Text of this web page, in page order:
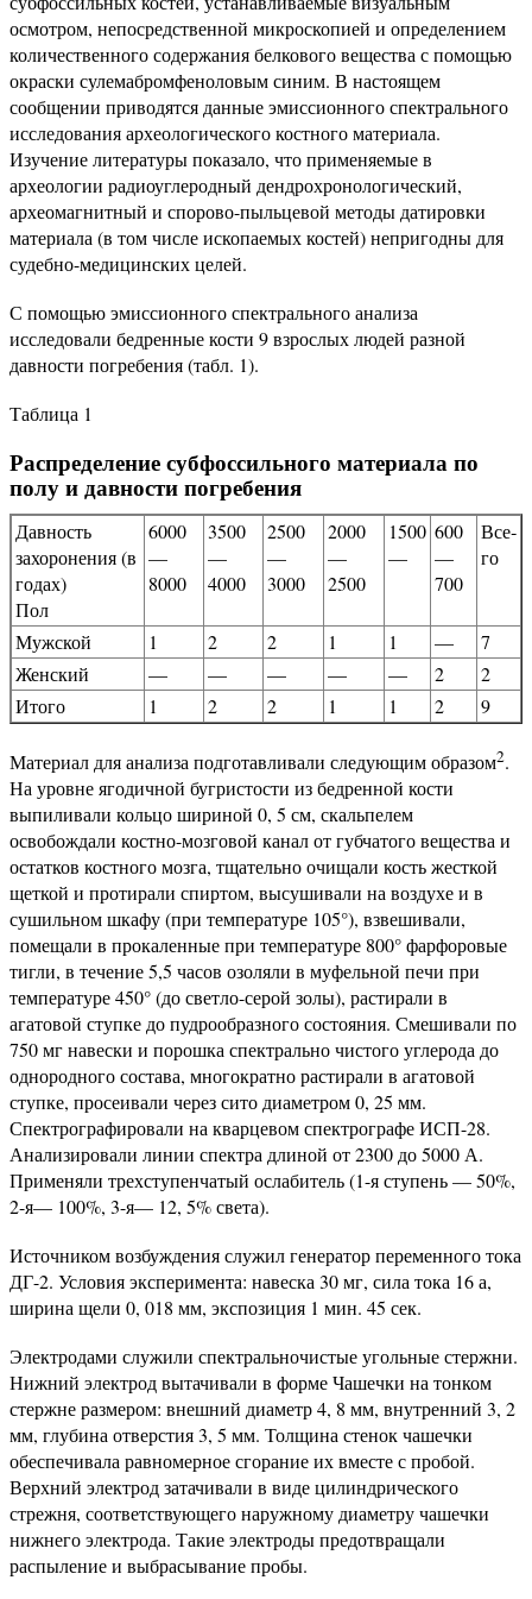
осмотром, непосредственной микроскопией и определением
количественного содержания белкового вещества с помощью
окраски сулемабромфеноловым синим. В настоящем
сообщении приводятся данные эмиссионного спектрального
исследования археологического костного материала.
Изучение литературы показало, что применяемые в
археологии радиоуглеродный дендрохронологический,
археомагнитный и спорово-пыльцевой методы датировки
материала (в том числе ископаемых костей) непригодны для
судебно-медицинских целей.
С помощью эмиссионного спектрального анализа
исследовали бедренные кости 9 взрослых людей разной
давности погребения (табл. 1).
Таблица 1
Распределение субфоссильного материала по
полу и давности погребения
Давность
захоро­нения (в
годах)
Пол
6000
—
8000
3500
—
4000
2500
—
3000
2000
—
2500
1500
—
600
—
700
Все­
го
Муж­ской 1 2 2 1 1 —
7
Жен­ский
— — — — — 2
2
Итого
1 2 2 1 1 2 9
Материал для анализа подготавливали следующим образом2.
На уровне ягодичной бугристости из бедренной кости
выпиливали кольцо шириной 0, 5 см, скальпелем
освобождали костно-мозговой канал от губчатого вещества и
остатков костного мозга, тщательно очищали кость жесткой
щеткой и протирали спиртом, высушивали на воздухе и в
сушильном шкафу (при температуре 105°), взвешивали,
помещали в прокаленные при температуре 800° фарфоровые
тигли, в течение 5,5 часов озоляли в муфельной печи при
температуре 450° (до светло-серой золы), растирали в
агатовой ступке до пудрообразного состояния. Смешивали по
750 мг навески и порошка спектрально чистого углерода до
однородного состава, многократно растирали в агатовой
ступке, просеивали через сито диаметром 0, 25 мм.
Спектрографировали на кварцевом спектрографе ИСП-28.
Анализировали линии спектра длиной от 2300 до 5000 А.
Применяли трехступенчатый ослабитель (1-я ступень — 50%,
2-я— 100%, 3-я— 12, 5% света).
Источником возбуждения служил генератор переменного тока
ДГ-2. Условия эксперимента: навеска 30 мг, сила тока 16 а,
ширина щели 0, 018 мм, экспозиция 1 мин. 45 сек.
Электродами служили спектральночистые угольные стержни.
Нижний электрод вытачивали в форме Чашечки на тонком
стержне размером: внешний диаметр 4, 8 мм, внутренний 3, 2
мм, глубина отверстия 3, 5 мм. Толщина стенок чашечки
обеспечивала равномерное сгорание их вместе с пробой.
Верхний электрод затачивали в виде цилиндрического
стрежня, соответствующего наружному диаметру чашечки
нижнего электрода. Такие электроды предотвращали
распыление и выбрасывание пробы.